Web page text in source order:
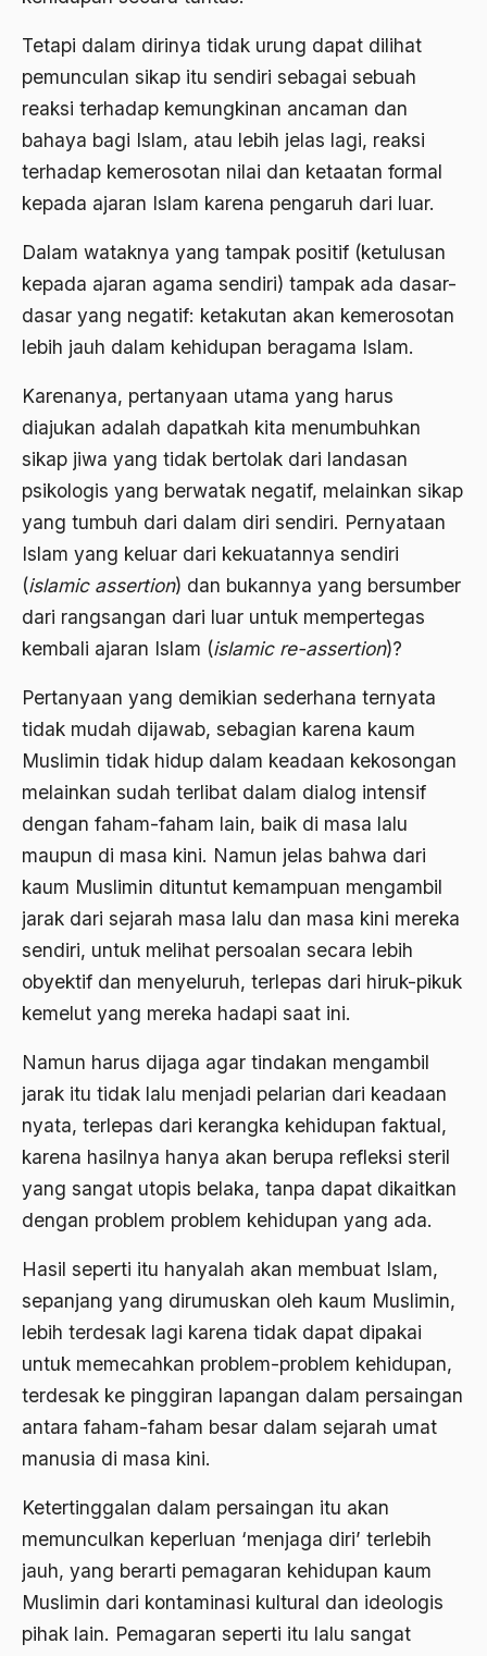
Tetapi dalam dirinya tidak urung dapat dilihat
pemunculan sikap itu sendiri sebagai sebuah
reaksi terhadap kemungkinan ancaman dan
bahaya bagi Islam, atau lebih jelas lagi, reaksi
terhadap kemerosotan nilai dan ketaatan formal
kepada ajaran Islam karena pengaruh dari luar.
Dalam wataknya yang tampak positif (ketulusan
kepada ajaran agama sendiri) tampak ada dasar-
dasar yang negatif: ketakutan akan kemerosotan
lebih jauh dalam kehidupan beragama Islam.
Karenanya, pertanyaan utama yang harus
diajukan adalah dapatkah kita menumbuhkan
sikap jiwa yang tidak bertolak dari landasan
psikologis yang berwatak negatif, melainkan sikap
yang tumbuh dari dalam diri sendiri. Pernyataan
Islam yang keluar dari kekuatannya sendiri
(islamic assertion) dan bukannya yang bersumber
dari rangsangan dari luar untuk mempertegas
kembali ajaran Islam (islamic re-assertion)?
Pertanyaan yang demikian sederhana ternyata
tidak mudah dijawab, sebagian karena kaum
Muslimin tidak hidup dalam keadaan kekosongan
melainkan sudah terlibat dalam dialog intensif
dengan faham-faham lain, baik di masa lalu
maupun di masa kini. Namun jelas bahwa dari
kaum Muslimin dituntut kemampuan mengambil
jarak dari sejarah masa lalu dan masa kini mereka
sendiri, untuk melihat persoalan secara lebih
obyektif dan menyeluruh, terlepas dari hiruk-pikuk
kemelut yang mereka hadapi saat ini.
Namun harus dijaga agar tindakan mengambil
jarak itu tidak lalu menjadi pelarian dari keadaan
nyata, terlepas dari kerangka kehidupan faktual,
karena hasilnya hanya akan berupa refleksi steril
yang sangat utopis belaka, tanpa dapat dikaitkan
dengan problem problem kehidupan yang ada.
Hasil seperti itu hanyalah akan membuat Islam,
sepanjang yang dirumuskan oleh kaum Muslimin,
lebih terdesak lagi karena tidak dapat dipakai
untuk memecahkan problem-problem kehidupan,
terdesak ke pinggiran lapangan dalam persaingan
antara faham-faham besar dalam sejarah umat
manusia di masa kini.
Ketertinggalan dalam persaingan itu akan
memunculkan keperluan ‘menjaga diri’ terlebih
jauh, yang berarti pemagaran kehidupan kaum
Muslimin dari kontaminasi kultural dan ideologis
pihak lain. Pemagaran seperti itu lalu sangat
Ahmadiyah
AIDS
Airport
Airport Noto Hadi Negoro
Ajaran AGama
Ajaran Agama Islam
Ajaran Islam
Ajengan SIngaparna
Akademi Betawi
Akademi Jakarta
Akbar tanjung
Akhlaq
Akidah
Aktivis
Aktivis Muda
akulturasi budaya
Al Asnawi
Al-Azhar
Al-Ghazali
Al-Ikhwanu Al-Muslimun
Al-Ikhwanul Muslimin
al-Khalil Ibnu Ahmad al-Farahidi
Al-Maududi
Al-qua'an dan Hadist
al-quran
Alexander Solzhenitsyin
Ali Khomeini
Ali Murtopo
Ali Shariati
Aliran AHmadiyah
Aliran Kepercayaan
Alistair Cook